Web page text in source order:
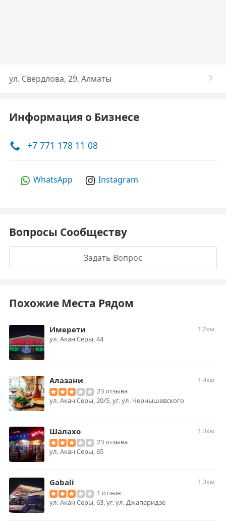
​ул. Свердлова, 29, Алматы
Информация о Бизнесе
+7 771 178 11 08
WhatsApp Instagram
Вопросы Сообществу
Задать Вопрос
Похожие Места Рядом
Имерети
1.2км
ул. Акан Серы, 44
Алазани
1.4км
23 отзыва
ул. Акан Серы, 20/5, уг. ул. Чернышевcкого
Шалахо
1.3км
23 отзыва
ул. Акан Серы, 65
Gabali
1.3км
1 отзыв
ул. Акан Серы, 63, уг. ул. Джапаридзе